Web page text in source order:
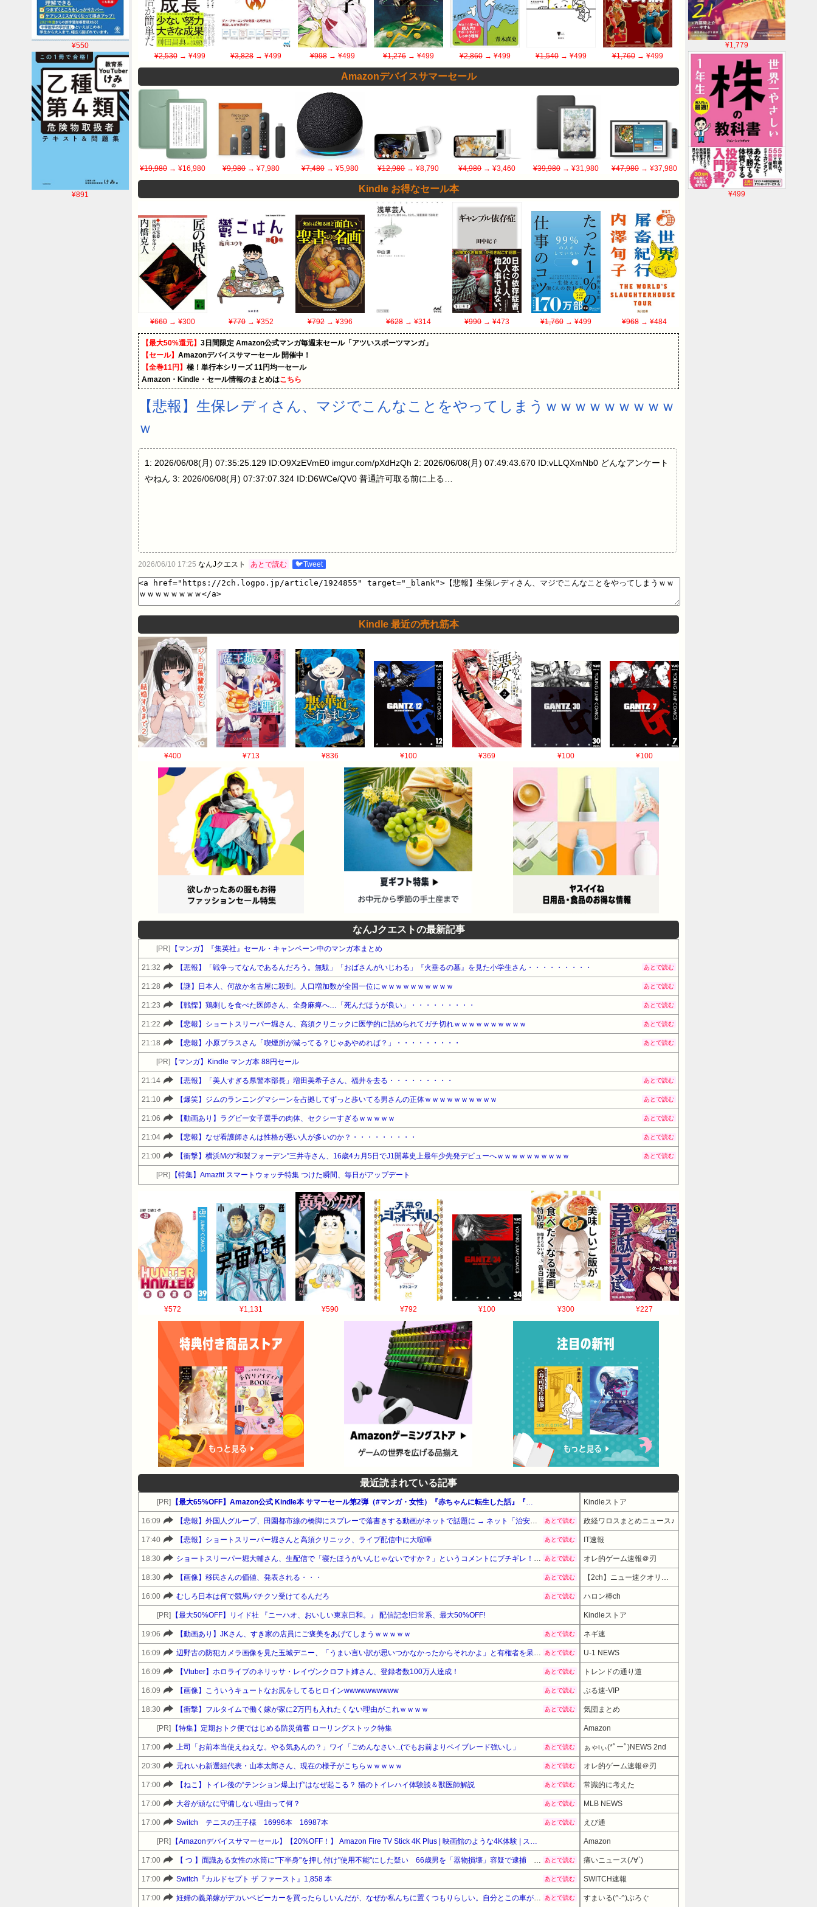
¥1,779
¥499
¥550
¥891
¥2,530→ ¥499 ¥3,828 → ¥499 ¥998→ ¥499 ¥1,276 → ¥499 ¥2,860→ ¥499 ¥1,540 → ¥499 ¥1,760→ ¥499
Amazonデバイスサマーセール
¥19,980 → ¥16,980 ¥9,980→ ¥7,980 ¥7,480→ ¥5,980 ¥12,980→ ¥8,790 ¥4,980→ ¥3,460 ¥39,980→ ¥31,980 ¥47,980→ ¥37,980
Kindle お得なセール本
¥660 → ¥300 ¥770→ ¥352 ¥792→ ¥396 ¥628→ ¥314 ¥990→ ¥473 ¥1,760→ ¥499 ¥968→ ¥484
【最大50%還元】 3日間限定 Amazon公式マンガ毎週末セール「アツいスポーツマンガ」
【セール】 Amazonデバイスサマーセール 開催中！
【全巻11円】 極！単行本シリーズ 11円均一セール
Amazon・Kindle・セール情報のまとめはこちら
【悲報】生保レディさん、マジでこんなことをやってしまうｗｗｗｗｗｗｗｗｗ
ｗ
1: 2026/06/08(月) 07:35:25.129 ID:O9XzEVmE0 imgur.com/pXdHzQh 2: 2026/06/08(月) 07:49:43.670 ID:vLLQXmNb0 どんなアンケート
やねん 3: 2026/06/08(月) 07:37:07.324 ID:D6WCe/QV0 普通許可取る前に上る…
2026/06/10 17:25 なんJクエスト あとで読む 🐦Tweet
Kindle 最近の売れ筋本
¥400 ¥713 ¥836 ¥100 ¥369 ¥100 ¥100
なんJクエストの最新記事
[PR] 【マンガ】『集英社』セール・キャンペーン中のマンガ本まとめ
21:32 【悲報】「戦争ってなんであるんだろう。無駄」「おばさんがいじわる」『火垂るの墓』を見た小学生さん・・・・・・・・・ あとで読む
21:28 【謎】日本人、何故か名古屋に殺到。人口増加数が全国一位にｗｗｗｗｗｗｗｗｗｗ あとで読む
21:23 【戦慄】鶏刺しを食べた医師さん、全身麻痺へ…「死んだほうが良い」・・・・・・・・・ あとで読む
21:22 【悲報】ショートスリーパー堀さん、高須クリニックに医学的に詰められてガチ切れｗｗｗｗｗｗｗｗｗｗ あとで読む
21:18 【悲報】小原ブラスさん「喫煙所が減ってる？じゃあやめれば？」・・・・・・・・・ あとで読む
[PR] 【マンガ】Kindle マンガ本 88円セール
21:14 【悲報】「美人すぎる県警本部長」増田美希子さん、福井を去る・・・・・・・・・ あとで読む
21:10 【爆笑】ジムのランニングマシーンを占拠してずっと歩いてる男さんの正体ｗｗｗｗｗｗｗｗｗｗ あとで読む
21:06 【動画あり】ラグビー女子選手の肉体、セクシーすぎるｗｗｗｗｗ あとで読む
21:04 【悲報】なぜ看護師さんは性格が悪い人が多いのか？・・・・・・・・・ あとで読む
21:00 【衝撃】横浜Mの“和製フォーデン”三井寺さん、16歳4カ月5日でJ1開幕史上最年少先発デビューへｗｗｗｗｗｗｗｗｗｗ あとで読む
[PR] 【特集】Amazfit スマートウォッチ特集 つけた瞬間、毎日がアップデート
¥572 ¥1,131 ¥590 ¥792 ¥100 ¥300 ¥227
最近読まれている記事
[PR] 【最大65%OFF】Amazon公式 Kindle本 サマーセール第2弾（#マンガ・女性）『赤ちゃんに転生した話』『ニンゲンの飼い方』『気になってる人が男じゃなかった』他 Kindleストア
16:09 【悲報】外国人グループ、田園都市線の橋脚にスプレーで落書きする動画がネットで話題に → ネット「治安悪化の始まり」 あとで読む 政経ワロスまとめニュース♪
17:40 【悲報】ショートスリーパー堀さんと高須クリニック、ライブ配信中に大喧嘩 あとで読む IT速報
18:30 ショートスリーパー堀大輔さん、生配信で「寝たほうがいんじゃないですか？」というコメントにブチギレ！ガチで怖すぎると話題に・・・ あとで読む オレ的ゲーム速報＠刃
18:30 【画像】移民さんの価値、発表される・・・ あとで読む 【2ch】ニュー速クオリティ
16:00 むしろ日本は何で競馬バチクソ受けてるんだろ あとで読む ハロン棒ch
[PR] 【最大50%OFF】リイド社 『ニーハオ、おいしい東京日和。』 配信記念!日常系、最大50%OFF! Kindleストア
19:06 【動画あり】JKさん、すき家の店員にご褒美をあげてしまうｗｗｗｗｗ あとで読む ネギ速
16:09 辺野古の防犯カメラ画像を見た玉城デニー、「うまい言い訳が思いつかなかったからそれかよ」と有権者を呆れさせるコメントを…… あとで読む U-1 NEWS
16:09 【Vtuber】ホロライブのネリッサ・レイヴンクロフト姉さん、登録者数100万人達成！ あとで読む トレンドの通り道
16:09 【画像】こういうキュートなお尻をしてるヒロインwwwwwwwwww あとで読む ぶる速-VIP
18:30 【衝撃】フルタイムで働く嫁が家に2万円も入れたくない理由がこれｗｗｗｗ あとで読む 気団まとめ
[PR] 【特集】定期おトク便ではじめる防災備蓄 ローリングストック特集 Amazon
17:00 上司「お前本当使えねえな。やる気あんの？」ワイ「ごめんなさい...(でもお前よりベイブレード強いし」 あとで読む ぁゃιぃ(*ﾟーﾟ)NEWS 2nd
20:30 元れいわ新選組代表・山本太郎さん、現在の様子がこちらｗｗｗｗｗ あとで読む オレ的ゲーム速報＠刃
17:00 【ねこ】トイレ後の“テンション爆上げ”はなぜ起こる？ 猫のトイレハイ体験談＆獣医師解説 あとで読む 常識的に考えた
17:00 大谷が頑なに守備しない理由って何？ あとで読む MLB NEWS
17:00 Switch テニスの王子様 16996本 16987本 あとで読む えび通
[PR] 【Amazonデバイスサマーセール】【20%OFF！】 Amazon Fire TV Stick 4K Plus | 映画館のような4K体験 | ストリーミングメディアプレイヤー Amazon
17:00 【 つ 】面識ある女性の水筒に"下半身"を押し付け"使用不能"にした疑い 66歳男を「器物損壊」容疑で逮捕 札幌市 あとで読む 痛いニュース(ﾉ∀`)
17:00 Switch『カルドセプト ザ ファースト』1,858 本 あとで読む SWITCH速報
17:00 妊婦の義弟嫁がデカいベビーカーを買ったらしいんだが、なぜか私んちに置くつもりらしい。自分とこの車がツーシーターだから我が家の車で送り迎えさせる気満々みたい… あとで読む すまいる(^-^)ぶろぐ